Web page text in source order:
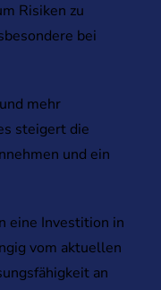
Risiken zu
bei
mehr
steigert die
und ein
eine Investition in
vom aktuellen
an